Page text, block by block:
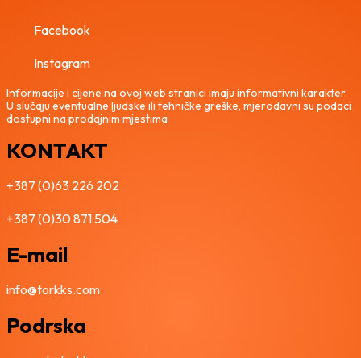
Facebook
Instagram
Informacije i cijene na ovoj web stranici imaju informativni karakter.
U slučaju eventualne ljudske ili tehničke greške, mjerodavni su podaci
dostupni na prodajnim mjestima
KONTAKT
+387 (0)63 226 202
+387 (0)30 871 504
E-mail
info@torkks.com
Podrska